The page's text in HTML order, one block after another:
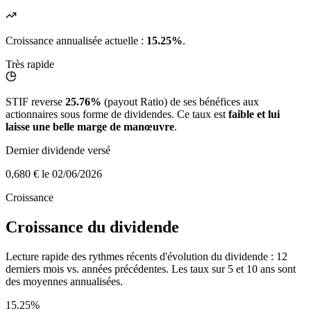
Croissance annualisée actuelle : 15.25%.
Très rapide
STIF reverse 25.76% (payout Ratio) de ses bénéfices aux
actionnaires sous forme de dividendes. Ce taux est faible et lui
laisse une belle marge de manœuvre.
Dernier dividende versé
0,680 € le 02/06/2026
Croissance
Croissance du dividende
Lecture rapide des rythmes récents d'évolution du dividende : 12
derniers mois vs. années précédentes. Les taux sur 5 et 10 ans sont
des moyennes annualisées.
15.25%